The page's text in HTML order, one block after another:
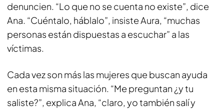
denuncien. “Lo que no se cuenta no existe”, dice
Ana. “Cuéntalo, háblalo”, insiste Aura, “muchas
personas están dispuestas a escuchar” a las
víctimas.
Cada vez son más las mujeres que buscan ayuda
en esta misma situación. “Me preguntan ¿y tu
saliste?”, explica Ana, “claro, yo también salí y